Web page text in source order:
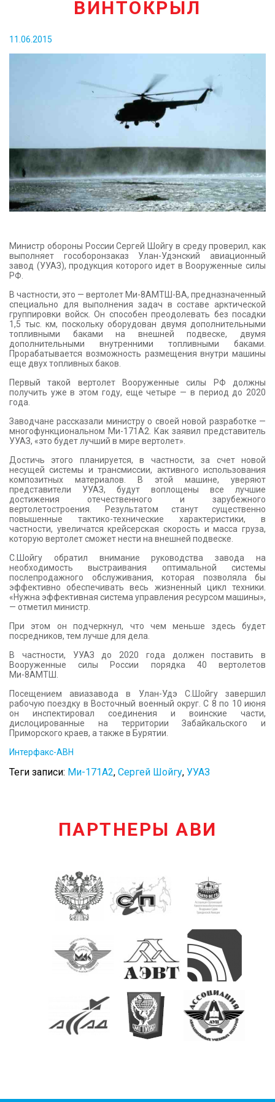
КОНТАКТЫВИНТОКРЫЛ
11.06.2015
Министр обороны России Сергей Шойгу в среду проверил, как
выполняет гособоронзаказ Улан-Удэнский авиационный
завод (УУАЗ), продукция которого идет в Вооруженные силы
РФ.
В частности, это — вертолет Ми-8АМТШ-ВА, предназначенный
специально для выполнения задач в составе арктической
группировки войск. Он способен преодолевать без посадки
1,5 тыс. км, поскольку оборудован двумя дополнительными
топливными баками на внешней подвеске, двумя
дополнительными внутренними топливными баками.
Прорабатывается возможность размещения внутри машины
еще двух топливных баков.
Первый такой вертолет Вооруженные силы РФ должны
получить уже в этом году, еще четыре — в период до 2020
года.
Заводчане рассказали министру о своей новой разработке —
многофункциональном Ми-171А2. Как заявил представитель
УУАЗ, «это будет лучший в мире вертолет».
Достичь этого планируется, в частности, за счет новой
несущей системы и трансмиссии, активного использования
композитных материалов. В этой машине, уверяют
представители УУАЗ, будут воплощены все лучшие
достижения отечественного и зарубежного
вертолетостроения. Результатом станут существенно
повышенные тактико-технические характеристики, в
частности, увеличатся крейсерская скорость и масса груза,
которую вертолет сможет нести на внешней подвеске.
С.Шойгу обратил внимание руководства завода на
необходимость выстраивания оптимальной системы
послепродажного обслуживания, которая позволяла бы
эффективно обеспечивать весь жизненный цикл техники.
«Нужна эффективная система управления ресурсом машины»,
— отметил министр.
При этом он подчеркнул, что чем меньше здесь будет
посредников, тем лучше для дела.
В частности, УУАЗ до 2020 года должен поставить в
Вооруженные силы России порядка 40 вертолетов
Ми-8АМТШ.
Посещением авиазавода в Улан-Удэ С.Шойгу завершил
рабочую поездку в Восточный военный округ. С 8 по 10 июня
он инспектировал соединения и воинские части,
дислоцированные на территории Забайкальского и
Приморского краев, а также в Бурятии.
Интерфакс-АВН
Теги записи: Ми-171А2, Сергей Шойгу, УУАЗ
ПАРТНЕРЫ АВИ